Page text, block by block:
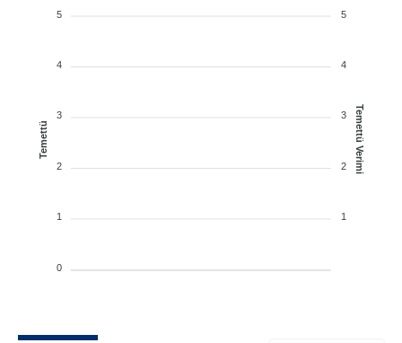
5
4
3
2
1
0
Temettü
5
4
3
2
1
Temettü Verimi